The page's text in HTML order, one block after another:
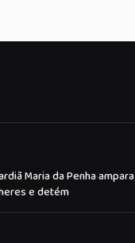
Maria da Penha ampara
e detém